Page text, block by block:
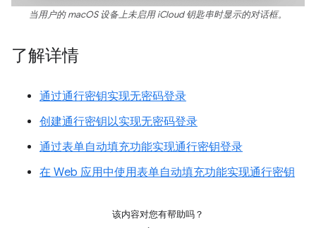
当用户的 macOS 设备上未启用 iCloud 钥匙串时显示的对话框。
了解详情
通过通行密钥实现无密码登录
创建通行密钥以实现无密码登录
通过表单自动填充功能实现通行密钥登录
在 Web 应用中使用表单自动填充功能实现通行密钥
该内容对您有帮助吗？